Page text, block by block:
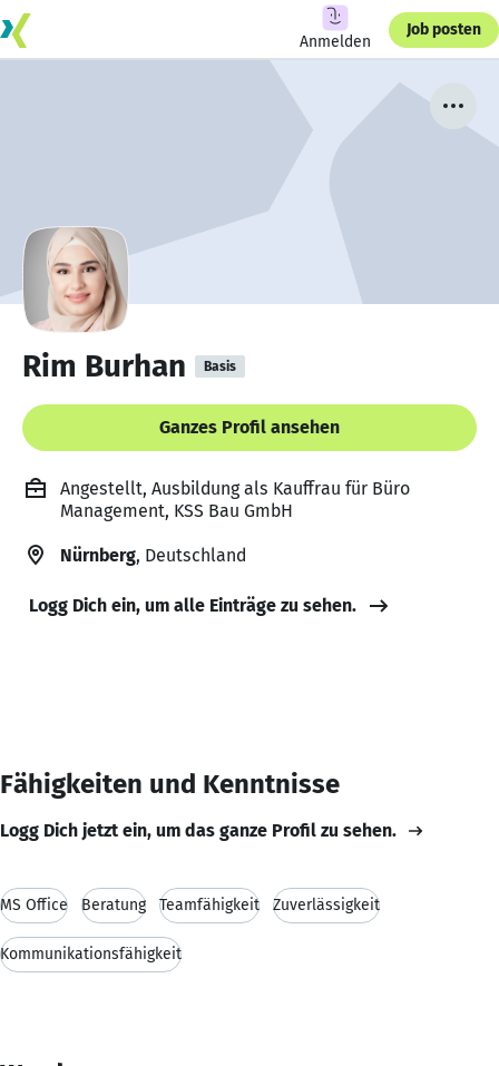
Anmelden
Job posten
Rim Burhan Basis
Ganzes Profil ansehen
Angestellt, Ausbildung als Kauffrau für Büro
Management, KSS Bau GmbH
Nürnberg, Deutschland
Logg Dich ein, um alle Einträge zu sehen.
Fähigkeiten und Kenntnisse
Logg Dich jetzt ein, um das ganze Profil zu sehen.
MS Office Beratung Teamfähigkeit Zuverlässigkeit
Kommunikationsfähigkeit